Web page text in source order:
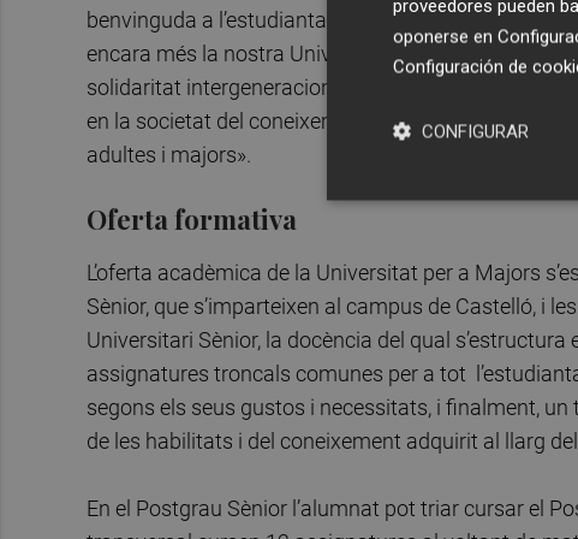
benvinguda a l’estudiantat i ha destacat que
encara més la nostra Universitat per a Majors com
solidaritat intergeneracional que volem que siga», i
en la societat del coneixement és un component
adultes i majors».
Oferta formativa
L’oferta acadèmica de la Universitat per a Majors
Sènior, que s’imparteixen al campus de Castelló, i
Universitari Sènior, la docència del qual
assignatures troncals comunes per a tot
segons els seus gustos i necessitats, i finalment,
de les habilitats i del coneixement adquirit al llarg
En el Postgrau Sènior l’alumnat pot triar cursar el
proveedores pueden
oponerse en
Configuración de
CONFIGURAR